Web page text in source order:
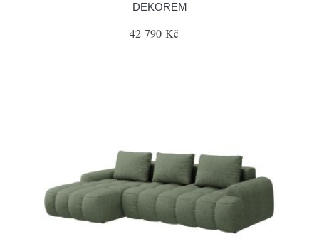
DEKOREM
42 790 Kč